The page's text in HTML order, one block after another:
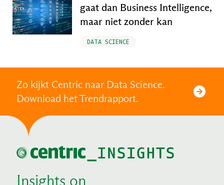
gaat dan Business Intelligence,
maar niet zonder kan
DATA SCIENCE
Zo kijkt Centric naar Data Science.
Download het Trendrapport.
Insights on